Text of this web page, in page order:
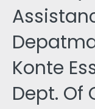
Konte
Dept. Of